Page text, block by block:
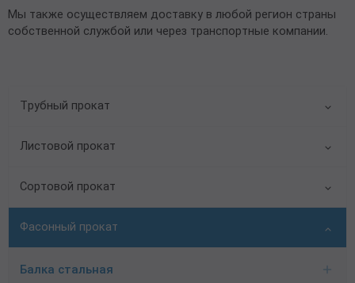
Трубный прокат
Листовой прокат
Сортовой прокат
Фасонный прокат
Балка стальная
Мы также осуществляем доставку в любой регион страны
собственной службой или через транспортные компании.